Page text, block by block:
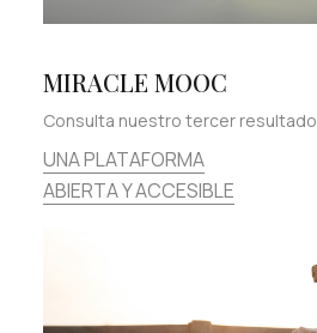
MIRACLE MOOC
Consulta nuestro tercer resultado
UNA PLATAFORMA
ABIERTA Y ACCESIBLE